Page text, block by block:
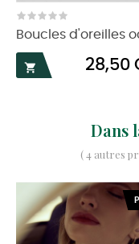
Boucles d'oreilles

Prix
28,50
Dans
( 4 autres